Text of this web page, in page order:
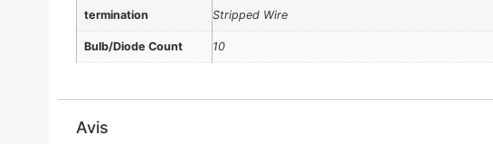
termination Stripped Wire
Bulb/Diode Count 10
Avis